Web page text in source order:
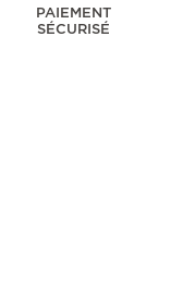
PAIEMENT
SÉCURISÉ